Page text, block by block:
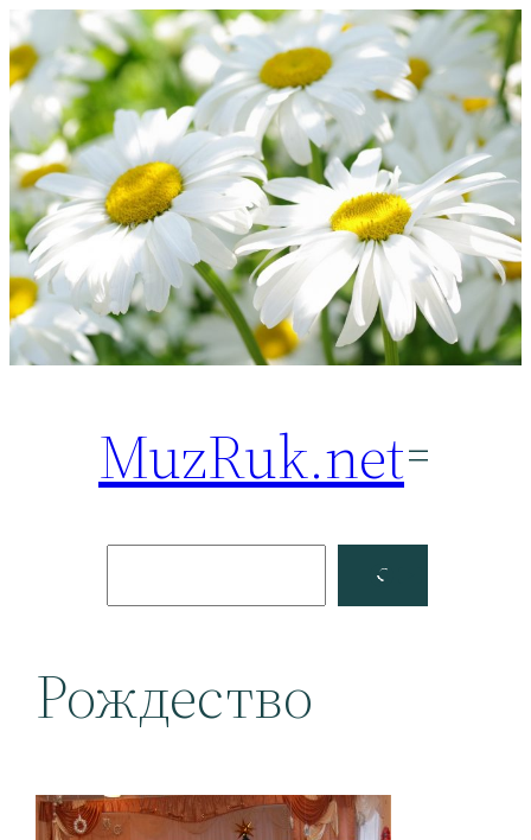
Перейти
к
содержимому
MuzRuk.net
Facebook
Рождество